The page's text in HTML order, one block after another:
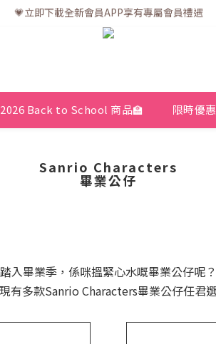
貨時間為3至5個工作天 (星期六、日及公眾假期
貨時間為3至5個工作天 (星期六、日及公眾假期
2026 Back to School 商品🏫 限時優
Sanrio Characters
畢業公仔
踏入畢業季，係咪搵緊心水嘅畢業公仔呢？
有多款Sanrio Characters畢業公仔任君